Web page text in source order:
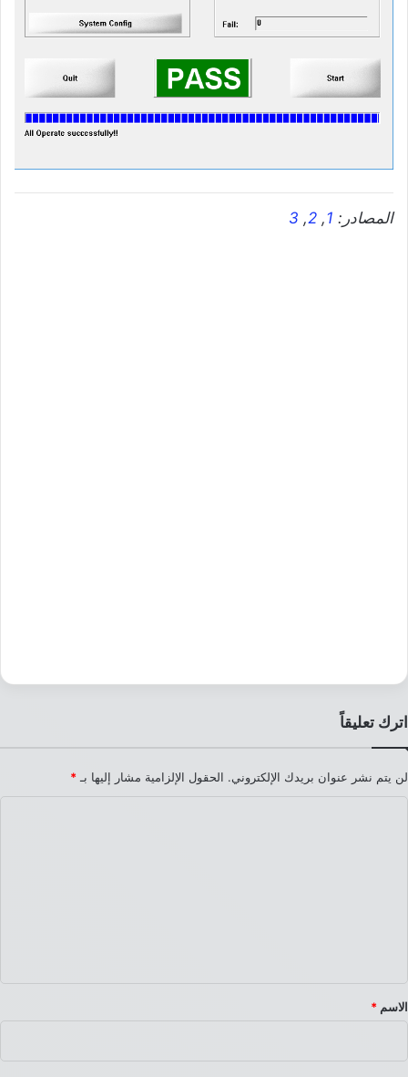
المصادر: 1
,
2
,
3
اترك تعليقاً
لن يتم نشر عنوان بريدك الإلكتروني. الحقول الإلزامية مشار إليها بـ *
*
الاسم *